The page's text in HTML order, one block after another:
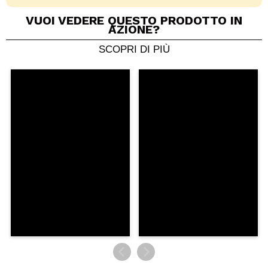
VUOI VEDERE QUESTO PRODOTTO IN
AZIONE?
SCOPRI DI PIÙ